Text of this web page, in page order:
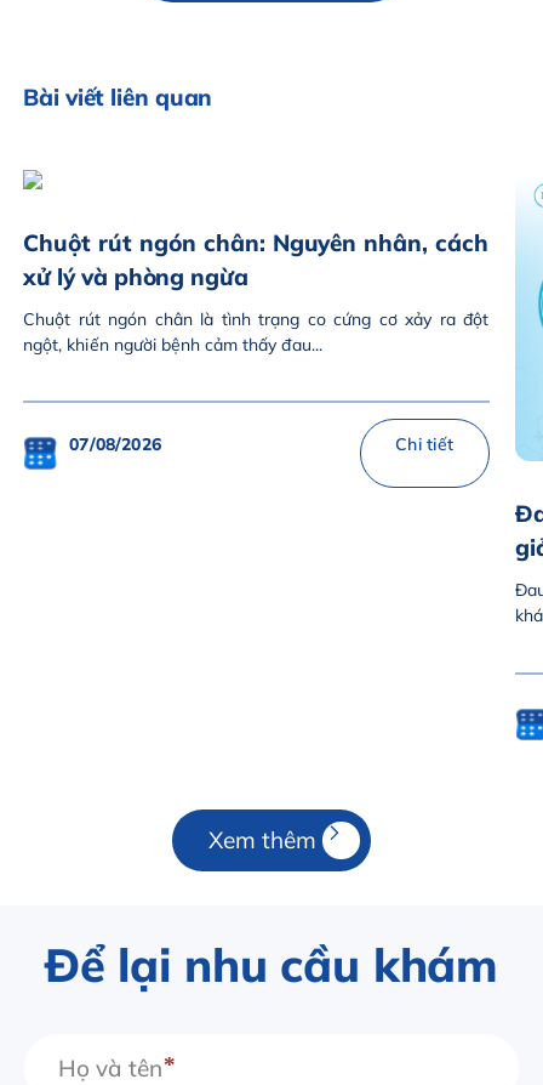
Bài viết liên quan
Chuột rút ngón chân: Nguyên nhân, cách
xử lý và phòng ngừa
Chuột rút ngón chân là tình trạng co cứng cơ xảy ra đột
ngột, khiến người bệnh cảm thấy đau...
07/08/2026 Chi tiết
Xem thêm
Để lại nhu cầu khám
Họ và tên